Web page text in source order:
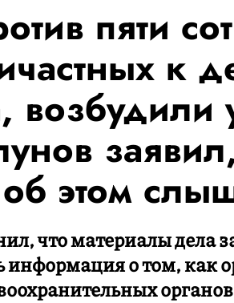
пяти
к
возбудили
этом
что материалы дела
информация о том, как